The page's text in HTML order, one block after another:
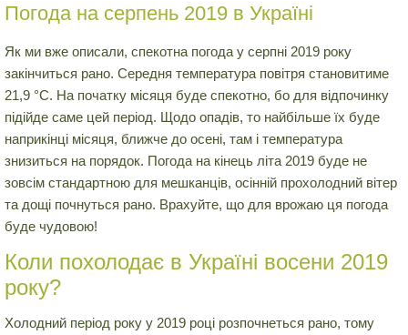
Погода на серпень 2019 в Україні
Як ми вже описали, спекотна погода у серпні 2019 року
закінчиться рано. Середня температура повітря становитиме
21,9 °C. На початку місяця буде спекотно, бо для відпочинку
підійде саме цей період. Щодо опадів, то найбільше їх буде
наприкінці місяця, ближче до осені, там і температура
знизиться на порядок. Погода на кінець літа 2019 буде не
зовсім стандартною для мешканців, осінній прохолодний вітер
та дощі почнуться рано. Врахуйте, що для врожаю ця погода
буде чудовою!
Коли похолодає в Україні восени 2019
року?
Холодний період року у 2019 році розпочнеться рано, тому